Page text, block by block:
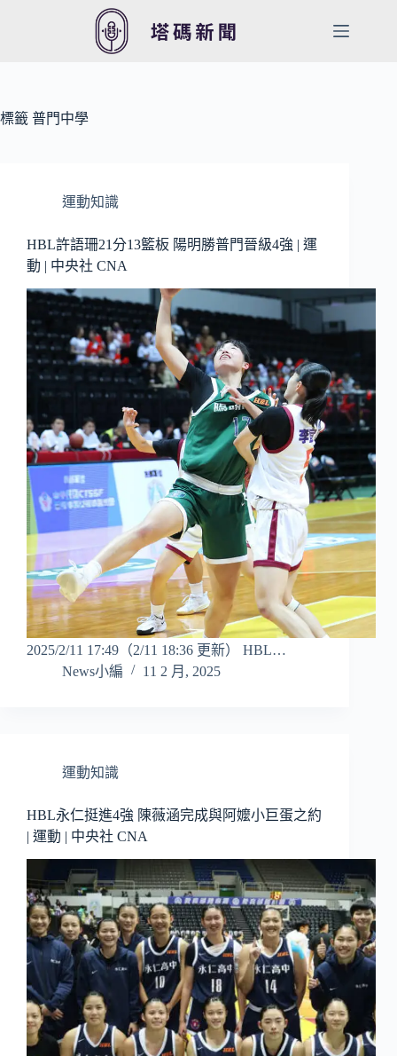
容
標籤 普門中學
運動知識
HBL許語珊21分13籃板 陽明勝普門晉級4強 | 運
動 | 中央社 CNA
2025/2/11 17:49（2/11 18:36 更新） HBL…
News小編
11 2 月, 2025
運動知識
HBL永仁挺進4強 陳薇涵完成與阿嬤小巨蛋之約
| 運動 | 中央社 CNA